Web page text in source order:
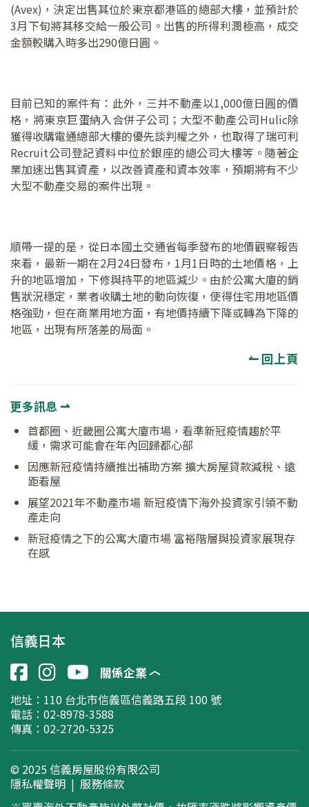
(Avex)，決定出售其位於東京都港區的總部大樓，並預計於
3月下旬將其移交給一般公司。出售的所得利潤極高，成交
金額較購入時多出290億日圓。
目前已知的案件有：此外，三井不動產以1,000億日圓的價
格，將東京巨蛋納入合併子公司；大型不動產公司Hulic除
獲得收購電通總部大樓的優先談判權之外，也取得了瑞可利
Recruit公司登記資料中位於銀座的總公司大樓等。隨著企
業加速出售其資產，以改善資產和資本效率，預期將有不少
大型不動產交易的案件出現。
順帶一提的是，從日本國土交通省每季發布的地價觀察報告
來看，最新一期在2月24日發布，1月1日時的土地價格，上
升的地區增加，下修與持平的地區減少。由於公寓大廈的銷
售狀況穩定，業者收購土地的動向恢復，使得住宅用地區價
格強勁，但在商業用地方面，有地價持續下降或轉為下降的
地區，出現有所落差的局面。
↼ 回上頁
更多訊息 ⇀
首都圈、近畿圈公寓大廈市場，看準新冠疫情趨於平
緩，需求可能會在年內回歸都心部
因應新冠疫情持續推出補助方案 擴大房屋貸款減稅、遠
距看屋
展望2021年不動產市場 新冠疫情下海外投資家引領不動
產走向
新冠疫情之下的公寓大廈市場 富裕階層與投資家展現存
在感
信義日本
關係企業
地址： 110 台北市信義區信義路五段 100 號
電話：02-8978-3588
傳真：02-2720-5325
© 2025 信義房屋股份有限公司
隱私權聲明 | 服務條款